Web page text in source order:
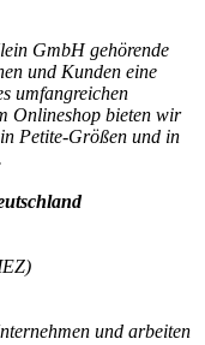
GmbH gehörende
und Kunden eine
umfangreichen
Onlineshop bieten wir
Petite-Größen und in
und arbeiten